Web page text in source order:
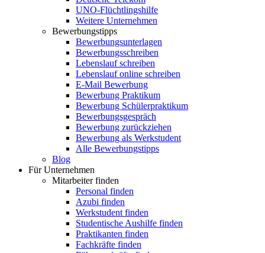
UNO-Flüchtlingshilfe
Weitere Unternehmen
Bewerbungstipps
Bewerbungsunterlagen
Bewerbungsschreiben
Lebenslauf schreiben
Lebenslauf online schreiben
E-Mail Bewerbung
Bewerbung Praktikum
Bewerbung Schülerpraktikum
Bewerbungsgespräch
Bewerbung zurückziehen
Bewerbung als Werkstudent
Alle Bewerbungstipps
Blog
Für Unternehmen
Mitarbeiter finden
Personal finden
Azubi finden
Werkstudent finden
Studentische Aushilfe finden
Praktikanten finden
Fachkräfte finden